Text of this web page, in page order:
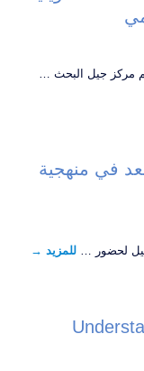
مركز جيل البحث …
في منهجية
لحضور … للمزيد →